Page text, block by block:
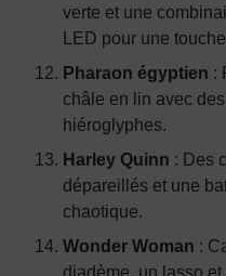
verte et une
LED pour une
Pharaon égyptien :
châle en lin avec
hiéroglyphes.
Harley Quinn : Des
dépareillés et une
chaotique.
Wonder Woman :
diadème, un lasso